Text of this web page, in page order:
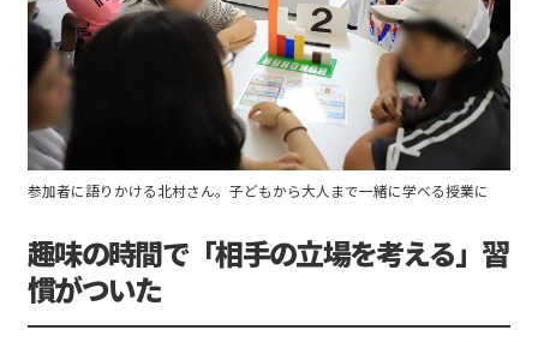
参加者に語りかける北村さん。子どもから大人まで一緒に学べる授業に
趣味の時間で「相手の立場を考える」習
慣がついた